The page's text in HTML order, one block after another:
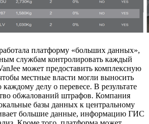
платформу «больших данных»,
службам контролировать каждый
может предоставить комплексную
местные власти могли выносить
делу о перевесе. В результате
обжалований штрафов. Компания
базы данных к центральному
большие данные, информацию ГИС